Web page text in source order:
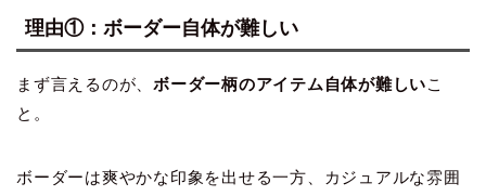
理由①：ボーダー自体が難しい
まず言えるのが、 ボーダー柄のアイテム自体が難しいこ
と。
ボーダーは爽やかな印象を出せる一方、カジュアルな雰囲